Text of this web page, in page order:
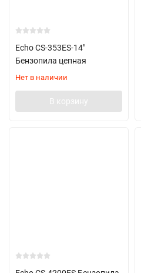
Echo CS-353ES-14"
Бензопила цепная
Нет в наличии
В корзину